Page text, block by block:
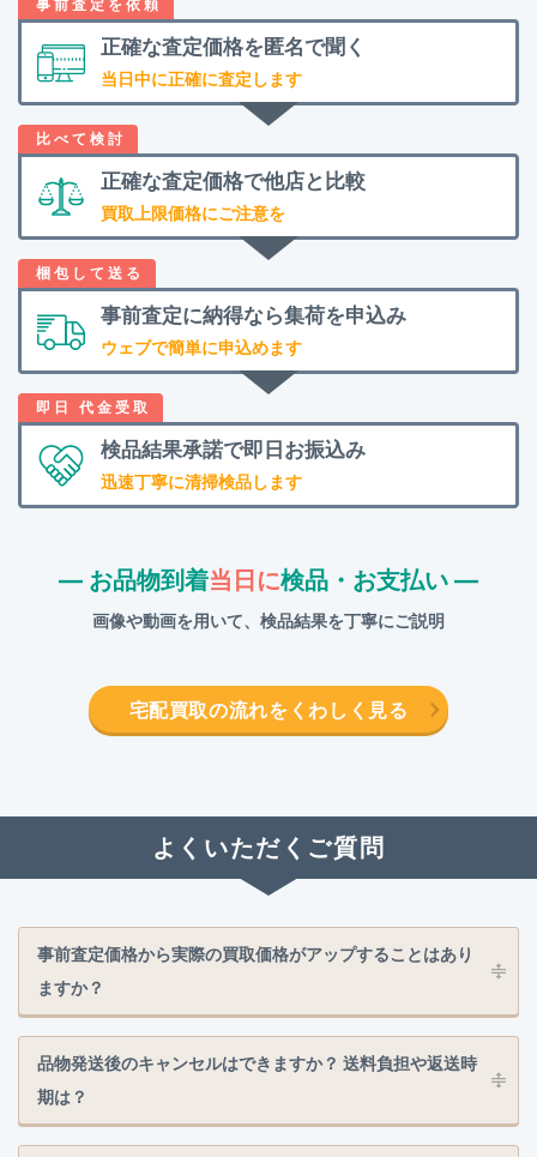
正確な査定価格を 匿名で聞く
当日中に正確に査定します
正確な査定価格で他店と比較
買取上限価格にご注意を
事前査定に納得なら集荷を申込み
ウェブで簡単に申込めます
検品結果承諾で即日お振込み
迅速丁寧に清掃検品します
― お品物到着当日に検品・お支払い ―
画像や動画を用いて、検品結果を丁寧にご説明
宅配買取の流れをくわしく見る
よくいただくご質問
事前査定価格から実際の買取価格がアップすることはあり
ますか？
品物発送後のキャンセルはできますか？ 送料負担や返送時
期は？